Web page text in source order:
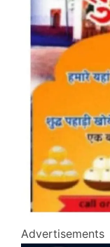
Advertisements